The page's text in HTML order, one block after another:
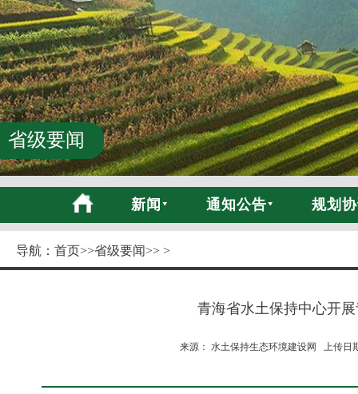
省级要闻
新闻 通知公告 规划
导航： 首页>>省级要闻>> >
青海省水土保持中心开
来源： 水土保持生态环境建设网 上传日